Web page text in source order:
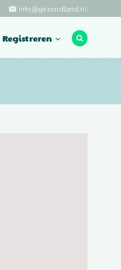
info@gezondland.nl
Registreren